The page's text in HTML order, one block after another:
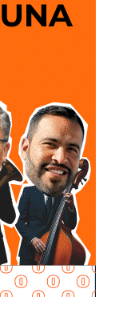
la libertad de
fue
alguna
ejercicio
responsabilidad
tiene que
que poner
la libertad de